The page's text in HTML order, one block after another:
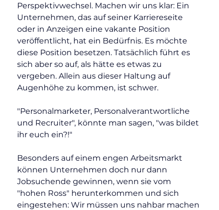
Perspektivwechsel. Machen wir uns klar: Ein
Unternehmen, das auf seiner Karriereseite
oder in Anzeigen eine vakante Position
veröffentlicht, hat ein Bedürfnis. Es möchte
diese Position besetzen. Tatsächlich führt es
sich aber so auf, als hätte es etwas zu
vergeben. Allein aus dieser Haltung auf
Augenhöhe zu kommen, ist schwer.
"Personalmarketer, Personalverantwortliche
und Recruiter", könnte man sagen, "was bildet
ihr euch ein?!"
Besonders auf einem engen Arbeitsmarkt
können Unternehmen doch nur dann
Jobsuchende gewinnen, wenn sie vom
"hohen Ross" herunterkommen und sich
eingestehen: Wir müssen uns nahbar machen